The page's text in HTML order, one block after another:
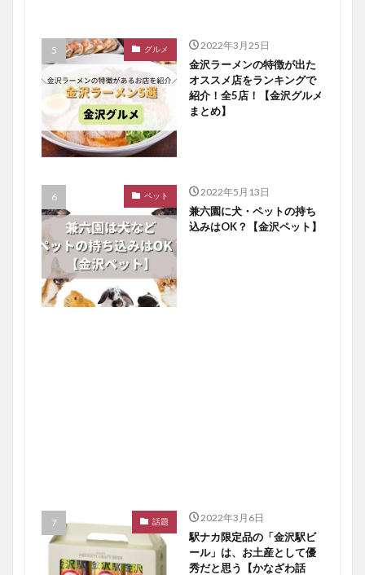
グルメ 2022年3月25日
金沢ラーメンの特徴が出た
オススメ店をランキングで
紹介！全5店！【金沢グルメ
まとめ】
ペット 2022年5月13日
兼六園に犬・ペットの持ち
込みはOK？【金沢ペット】
話題 2022年3月6日
駅ナカ限定品の「金沢駅ビ
ール」は、お土産として優
秀だと思う【かなざわ話